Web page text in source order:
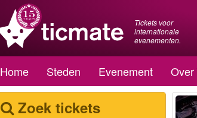
Tickets voor
internationale
evenementen.
Home Steden Evenement
Zoek tickets